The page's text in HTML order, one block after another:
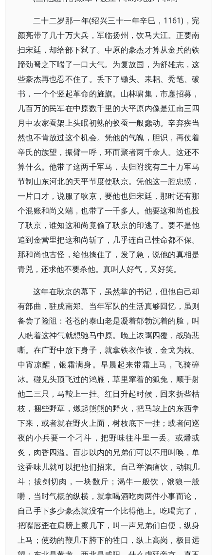
二十二岁那一年(绍兴三十一年辛巳，1161)，完
颜亮带了几十万大兵，军临扬州，饮马大江。正要南
扫宋廷，却给部下弒了。中原的豪杰才算从金兵的铁
蹄劲弩之下喘了一口大气。为复故国，为舒雄志，这
些豪杰再也忍不住了。丢下了锄头、耒耜、秃笔、破
书，一个个竖起革命的旌旗。山林啸集，市廛招募，
几百万的民军在中原数千里的大平原内像是江南三四
月中农家蚕架上头眠初熟的蚁蚕一般蠢动。辛弃疾当
然也不肯放过这个机会。凭他的气魄，胆识，再仗着
辛氏的族望，振臂一呼，环而聚者两千余人。这还不
算什么。他带了这两千军马，去归附统有二十万军马
节制山东河北的天平节度使耿京。凭他这一腔忠愤，
一片口才，说服了耿京，要他也归宋廷，那时还有那
个混账和尚义端，也带了一千多人。他要这和尚也投
了耿京，谁知这和尚竟偷了耿京的印逃了。要不是他
追到金营里把这和尚斩了，几乎连自己性命都不保。
那和尚也古怪，给他擒住了，发了急，说他的真相是
青兕，还求他不要杀他。真叫人好气，又好笑。
这年在耿京的幕下，虽然掌的书记，但他自己却
有部曲，驻戍南郑。当年军队的生活真够回忆，虽则
备尝了险阻：苍苍的泰山老是凝着郁勃沉着的脸，叫
人瞧着这神气就想驰马中原。晚上浓霭四覆，战骑悲
嘶。在广野中放下身子，就拿铁衣作被，金戈为枕。
中宵凉醒，银霜满身。早晨起来带霜上马，飞骑碎
冰。碰见头顶飞过的鸿雁，草里窜着的狐兔，顺手射
他二三只，马鞍上一挂。红日升起时候，回来折些枯
枝，捆些野草，燃起熊熊的野火，把马鞍上的东西拿
下来，或者就在野火上面，树枝底下一挂；或者问巡
夜的小兵要一个刁斗，把野味往斗里一丢。或燔或
炙，肉香四溢。百步以内的兄弟们可以不用叫唤，单
这香味儿就可以把他们招来。自己举酒痛饮，动辄几
斗；拔剑切肉，一块数斤；渴牛一般饮，饿狼一般
嚼，当时气概的纵横，就拿喝酒吃肉两件小事而论，
自己手下多少豪杰就没有一个比得他上。吃喝完了，
把嘴唇歪在肩膀上擦几下，叫一声兄弟们自便，纵身
上马；使劲的鞭几下胯下的牲口，纵上高岗，极目远